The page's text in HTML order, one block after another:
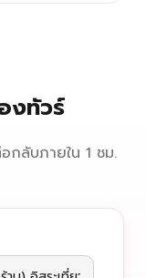
งทัวร์
ลับภายใน 1 ชม.